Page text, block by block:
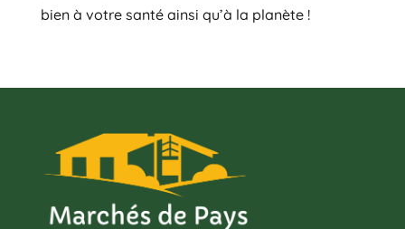
bien à votre santé ainsi qu’à la planète !